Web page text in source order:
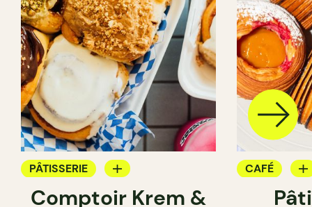
PÂTISSERIE
CRÈMERIE
Comptoir Krem &
CAFÉ
PÂTISSERIE